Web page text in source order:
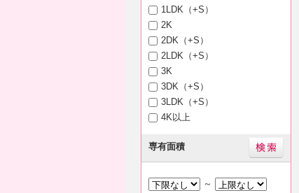
1LDK（+S）
2K
2DK（+S）
2LDK（+S）
3K
3DK（+S）
3LDK（+S）
4K以上
専有面積
～